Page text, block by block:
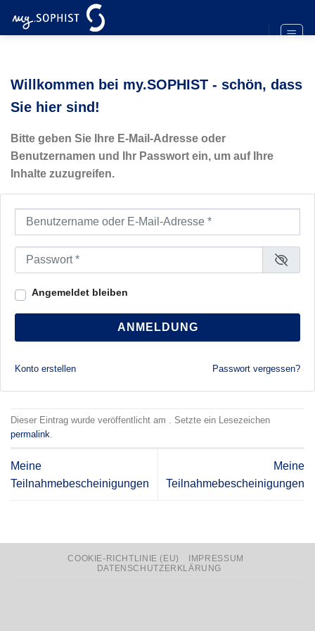
Inhalt
Willkommen bei my.SOPHIST - schön, dass
Sie hier sind!
Bitte geben Sie Ihre E-Mail-Adresse oder
Benutzernamen und Ihr Passwort ein, um auf Ihre
Inhalte zuzugreifen.
Benutzername oder E-Mail-Adresse
Passwort
Angemeldet bleiben
ANMELDUNG
Konto erstellen Passwort vergessen?
Dieser Eintrag wurde veröffentlicht am . Setzte ein Lesezeichen
permalink.
Meine
Teilnahmebescheinigungen
Meine
Teilnahmebescheinigungen
COOKIE-RICHTLINIE (EU)
IMPRESSUM
DATENSCHUTZERKLÄRUNG